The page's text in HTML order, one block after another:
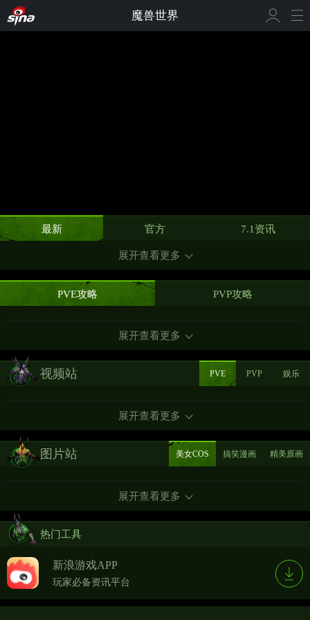
魔兽世界
最新 官方 7.1资讯
展开查看更多
PVE攻略 PVP攻略
展开查看更多
视频站 PVE PVP 娱乐
展开查看更多
图片站 美女COS 搞笑漫画 精美原画
展开查看更多
热门工具
新浪游戏APP
玩家必备资讯平台